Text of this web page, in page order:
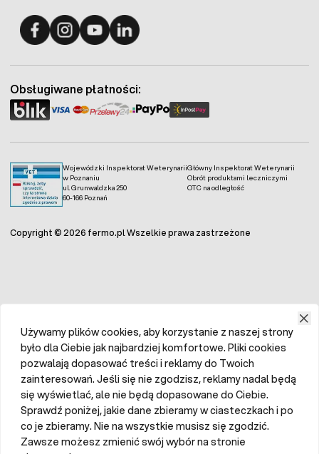
Wojewódzki Inspektorat Weterynarii
w Poznaniu
ul. Grunwaldzka 250
60-166 Poznań
Główny Inspektorat Weterynarii
Obrót produktami leczniczymi
OTC na odległość
Obsługiwane płatności:
Copyright © 2026 fermo.pl Wszelkie prawa zastrzeżone
Używamy plików cookies, aby korzystanie z naszej strony
było dla Ciebie jak najbardziej komfortowe. Pliki cookies
pozwalają dopasować treści i reklamy do Twoich
zainteresowań. Jeśli się nie zgodzisz, reklamy nadal będą
się wyświetlać, ale nie będą dopasowane do Ciebie.
Sprawdź poniżej, jakie dane zbieramy w ciasteczkach i po
co je zbieramy. Nie na wszystkie musisz się zgodzić.
Zawsze możesz zmienić swój wybór na stronie